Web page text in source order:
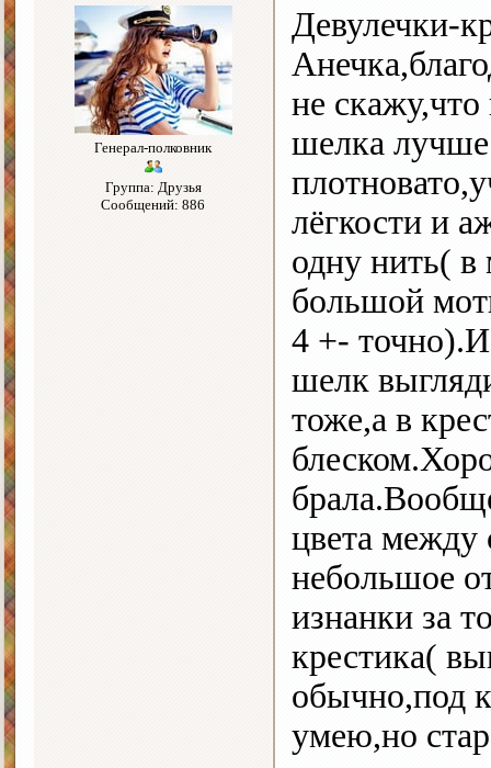
Генерал-полковник
Группа: Друзья
Сообщений: 886
Девулечки-
не
шелка
лёгкости и
одну нить( в
большой
4 +-
шелк
тоже,а в
цвета между
небольшое
изнанки за
крестика(
обычно,под
умею,но